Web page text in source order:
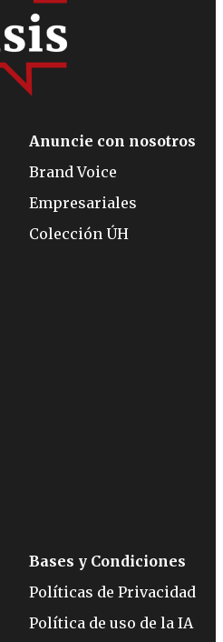
Anuncie con nosotros
Brand Voice
Empresariales
Colección ÚH
Bases y Condiciones
Políticas de Privacidad
Política de uso de la IA